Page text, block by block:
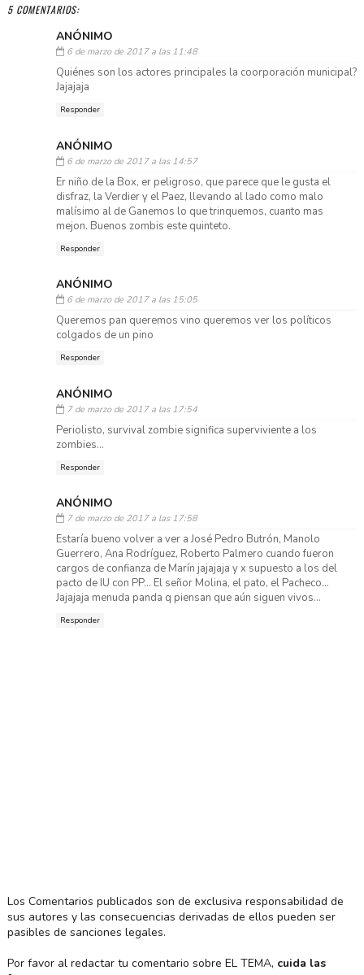
5 COMENTARIOS:
ANÓNIMO
6 de marzo de 2017 a las 11:48
Quiénes son los actores principales la coorporación municipal?
Jajajaja
Responder
ANÓNIMO
6 de marzo de 2017 a las 14:57
Er niño de la Box, er peligroso, que parece que le gusta el
disfraz, la Verdier y el Paez, llevando al lado como malo
malísimo al de Ganemos lo que trinquemos, cuanto mas
mejon. Buenos zombis este quinteto.
Responder
ANÓNIMO
6 de marzo de 2017 a las 15:05
Queremos pan queremos vino queremos ver los políticos
colgados de un pino
Responder
ANÓNIMO
7 de marzo de 2017 a las 17:54
Periolisto, survival zombie significa superviviente a los
zombies...
Responder
ANÓNIMO
7 de marzo de 2017 a las 17:58
Estaría bueno volver a ver a José Pedro Butrón, Manolo
Guerrero, Ana Rodríguez, Roberto Palmero cuando fueron
cargos de confianza de Marín jajajaja y x supuesto a los del
pacto de IU con PP... El señor Molina, el pato, el Pacheco...
Jajajaja menuda panda q piensan que aún siguen vivos...
Responder
Los Comentarios publicados son de exclusiva responsabilidad de
sus autores y las consecuencias derivadas de ellos pueden ser
pasibles de sanciones legales.
Por favor al redactar tu comentario sobre EL TEMA, cuida las